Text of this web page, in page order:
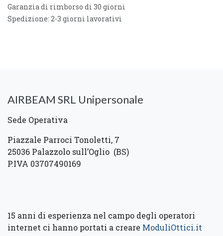
Garanzia di rimborso di 30 giorni
Spedizione: 2-3 giorni lavorativi
AIRBEAM SRL Unipersonale
Sede Operativa
Piazzale Parroci Tonoletti, 7
25036 Palazzolo sull’Oglio (BS)
P.IVA 03707490169
15 anni di esperienza nel campo degli operatori
internet ci hanno portati a creare ModuliOttici.it